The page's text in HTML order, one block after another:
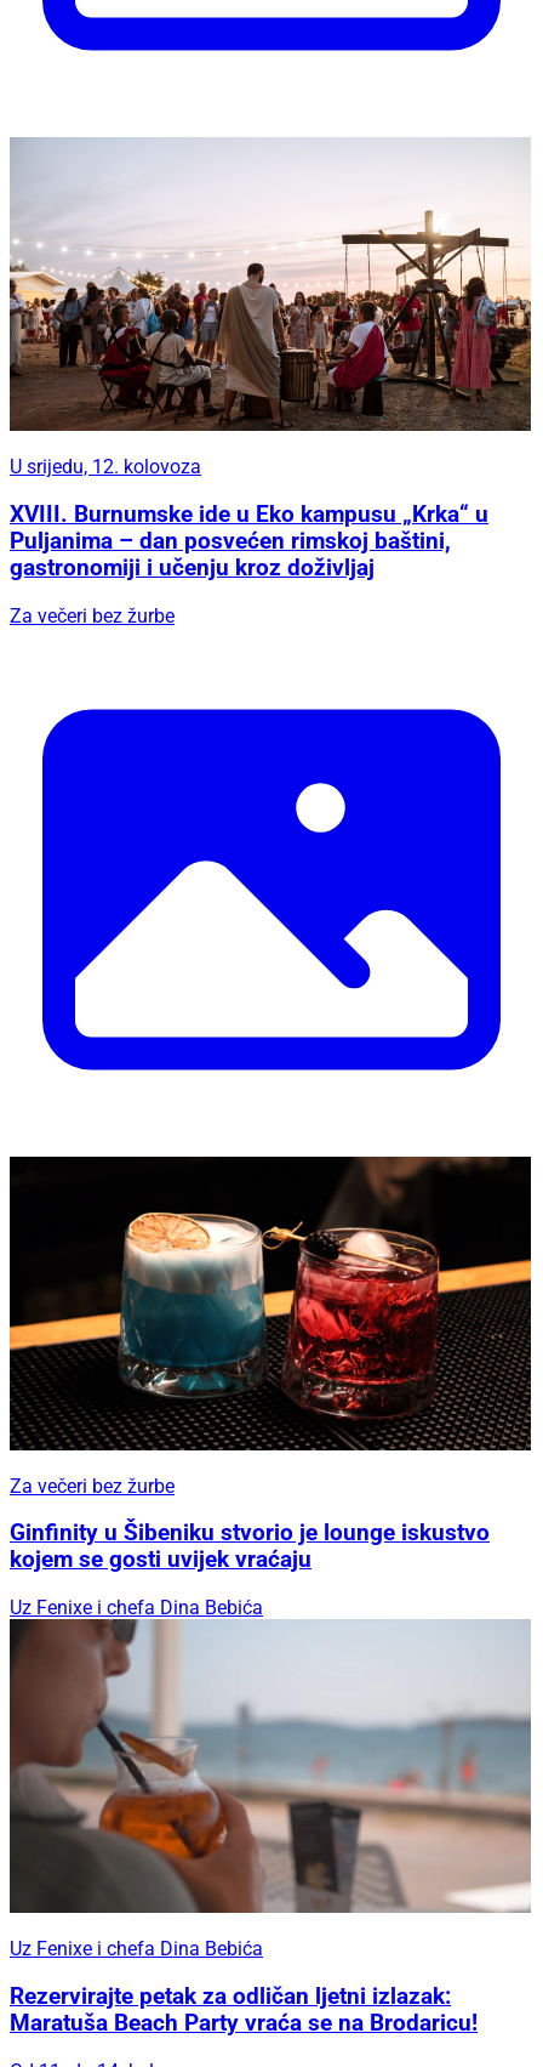
U srijedu, 12. kolovoza
XVIII. Burnumske ide u Eko kampusu „Krka“ u
Puljanima – dan posvećen rimskoj baštini,
gastronomiji i učenju kroz doživljaj
Za večeri bez žurbe
Za večeri bez žurbe
Ginfinity u Šibeniku stvorio je lounge iskustvo
kojem se gosti uvijek vraćaju
Uz Fenixe i chefa Dina Bebića
Uz Fenixe i chefa Dina Bebića
Rezervirajte petak za odličan ljetni izlazak:
Maratuša Beach Party vraća se na Brodaricu!